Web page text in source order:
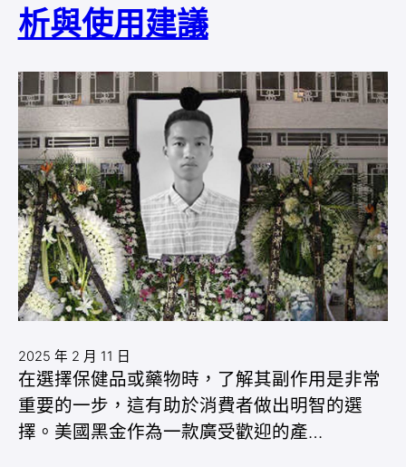
析與使用建議
2025 年 2 月 11 日
在選擇保健品或藥物時，了解其副作用是非常
重要的一步，這有助於消費者做出明智的選
擇。美國黑金作為一款廣受歡迎的產…